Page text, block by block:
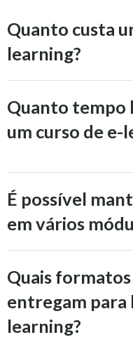
Quanto custa
learning?
Quanto tempo
um curso de e-
É possível
em vários
Quais
entregam para
learning?